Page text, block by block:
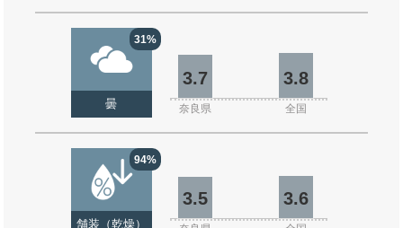
31%
曇
3.7 3.8
奈良県 全国
94%
舗装（乾燥）
3.5 3.6